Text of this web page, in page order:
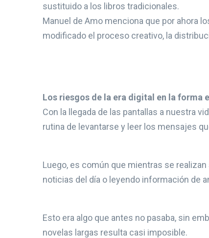
sustituido a los libros tradicionales.
Manuel de Amo menciona que por ahora
modificado el proceso creativo, la
Los riesgos de la era digital en la forma
Con la llegada de las pantallas a nuestra
rutina de levantarse y leer los mensajes
Luego, es común que mientras se
noticias del día o leyendo información de
Esto era algo que antes no pasaba, sin
novelas largas resulta casi imposible.